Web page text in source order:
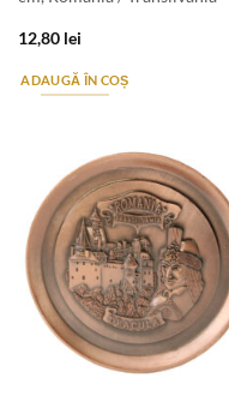
12,80 lei
ADAUGĂ ÎN COȘ